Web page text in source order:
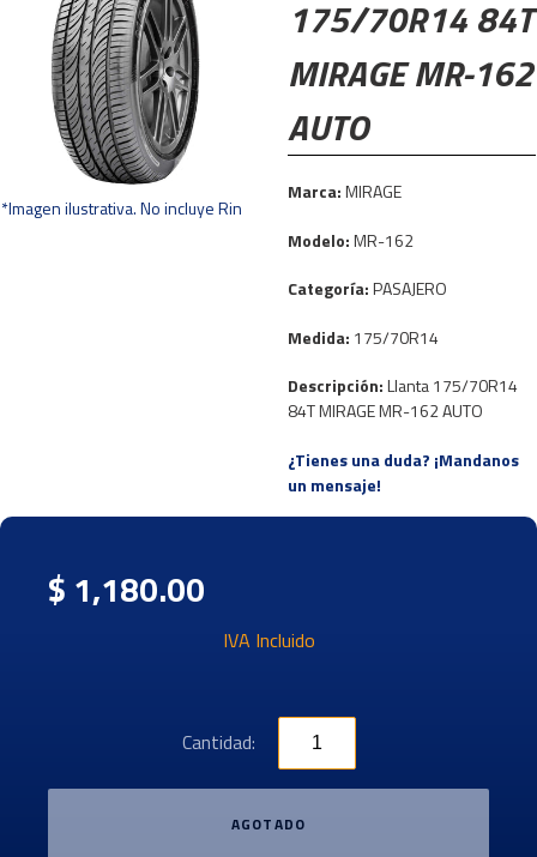
*Imagen ilustrativa. No incluye Rin
175/70R14 84T
MIRAGE MR-162
AUTO
Marca:MIRAGE
Modelo:MR-162
Categoría:PASAJERO
Medida: 175/70R14
Descripción:Llanta 175/70R14
84T MIRAGE MR-162 AUTO
¿Tienes una duda? ¡Mandanos
un mensaje!
$ 1,180.00
IVA Incluido
Cantidad:
AGOTADO